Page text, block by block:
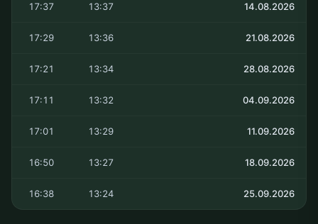
14.08.2026
13:37
17:37
21.08.2026
13:36
17:29
28.08.2026
13:34
17:21
04.09.2026
13:32
17:11
11.09.2026
13:29
17:01
18.09.2026
13:27
16:50
25.09.2026
13:24
16:38